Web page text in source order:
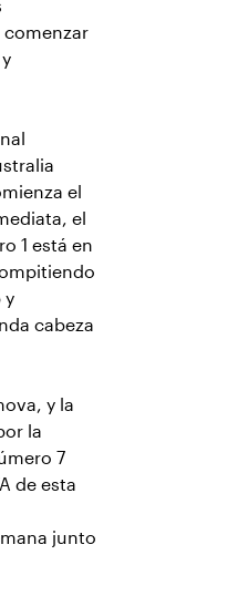
comenzar
el
el
1 está en
y
cabeza
y la
la
7
de esta
junto